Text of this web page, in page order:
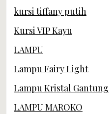
kursi tiffany putih
Kursi VIP Kayu
LAMPU
Lampu Fairy Light
Lampu Kristal Gantung
LAMPU MAROKO